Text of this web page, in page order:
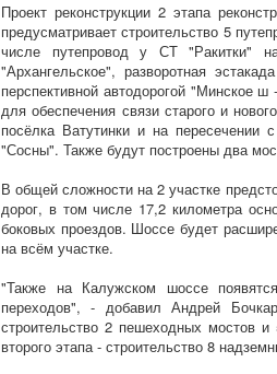
Проект реконструкции 2 этапа
предусматривает строительство 5
числе путепровод у СТ "Ракитки"
"Архангельское", разворотная
перспективной автодорогой "Минское
для обеспечения связи старого и
посёлка Ватутинки и на
"Сосны". Также будут построены два
В общей сложности на 2 участке
дорог, в том числе 17,2 километра
боковых проездов. Шоссе будет
на всём участке.
"Также на Калужском шоссе
переходов", - добавил Андрей
строительство 2 пешеходных мостов
второго этапа - строительство 8